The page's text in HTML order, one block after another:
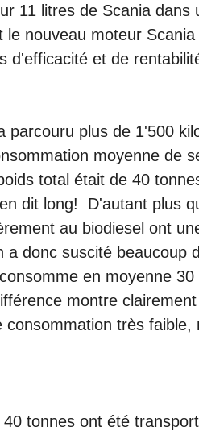
11 litres de Scania dans
nouveau moteur
d'efficacité et de
parcouru plus de 1'500
moyenne de
total était de 40
dit long! D'autant plus
au biodiesel ont
a donc suscité beaucoup
en moyenne
montre
très faible,
tonnes ont été